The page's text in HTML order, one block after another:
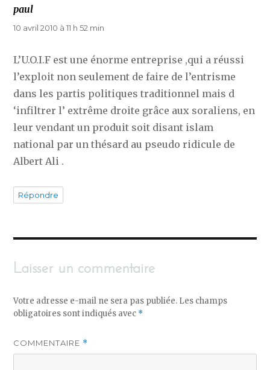
paul
10 avril 2010 à 11 h 52 min
L’U.O.I.F est une énorme entreprise ,qui a réussi
l’exploit non seulement de faire de l’entrisme
dans les partis politiques traditionnel mais d
‘infiltrer l’ extrême droite grâce aux soraliens, en
leur vendant un produit soit disant islam
national par un thésard au pseudo ridicule de
Albert Ali .
Répondre
Laisser un commentaire
Votre adresse e-mail ne sera pas publiée. Les champs
obligatoires sont indiqués avec *
COMMENTAIRE *